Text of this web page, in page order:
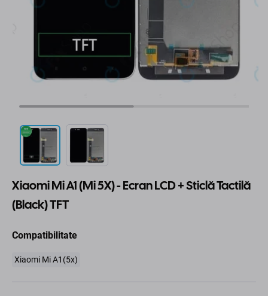
Xiaomi Mi A1 (Mi 5X) - Ecran LCD + Sticlă Tactilă
(Black) TFT
Compatibilitate
Xiaomi Mi A1(5x)